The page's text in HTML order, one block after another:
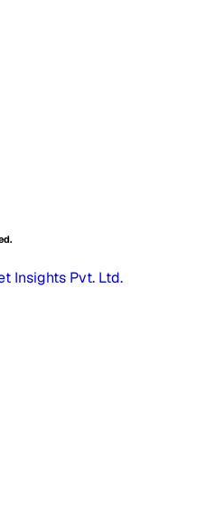
Insights Pvt. Ltd.